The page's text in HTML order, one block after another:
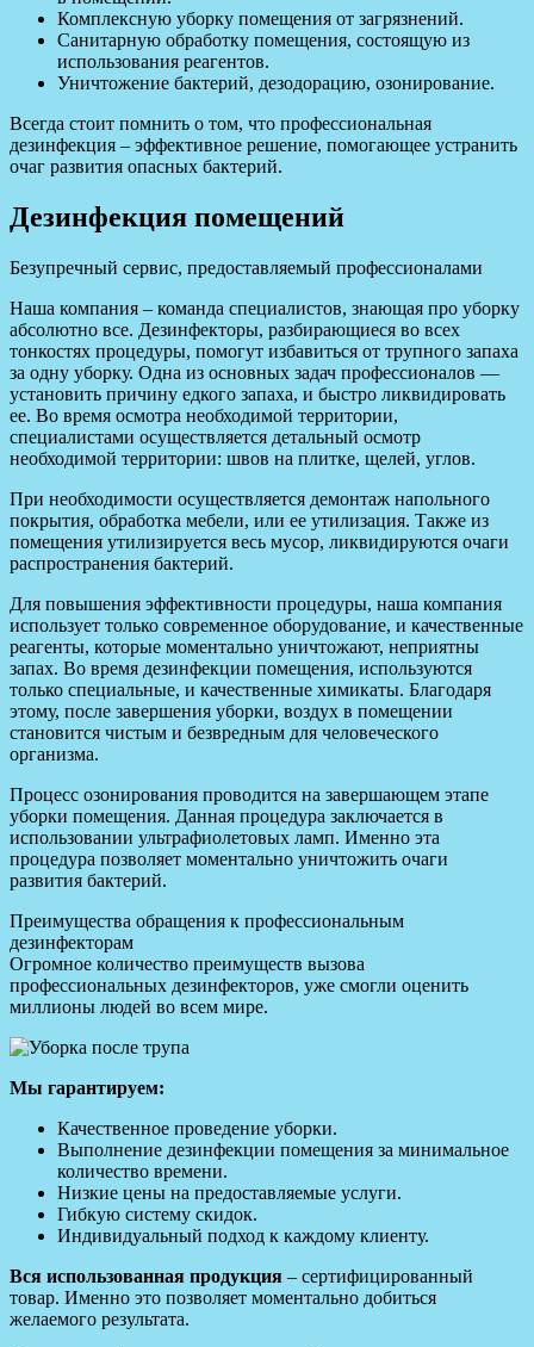
Комплексную уборку помещения от загрязнений.
Санитарную обработку помещения, состоящую из
использования реагентов.
Уничтожение бактерий, дезодорацию, озонирование.
Всегда стоит помнить о том, что профессиональная
дезинфекция – эффективное решение, помогающее устранить
очаг развития опасных бактерий.
Дезинфекция помещений
Безупречный сервис, предоставляемый профессионалами
Наша компания – команда специалистов, знающая про уборку
абсолютно все. Дезинфекторы, разбирающиеся во всех
тонкостях процедуры, помогут избавиться от трупного запаха
за одну уборку. Одна из основных задач профессионалов —
установить причину едкого запаха, и быстро ликвидировать
ее. Во время осмотра необходимой территории,
специалистами осуществляется детальный осмотр
необходимой территории: швов на плитке, щелей, углов.
При необходимости осуществляется демонтаж напольного
покрытия, обработка мебели, или ее утилизация. Также из
помещения утилизируется весь мусор, ликвидируются очаги
распространения бактерий.
Для повышения эффективности процедуры, наша компания
использует только современное оборудование, и качественные
реагенты, которые моментально уничтожают, неприятны
запах. Во время дезинфекции помещения, используются
только специальные, и качественные химикаты. Благодаря
этому, после завершения уборки, воздух в помещении
становится чистым и безвредным для человеческого
организма.
Процесс озонирования проводится на завершающем этапе
уборки помещения. Данная процедура заключается в
использовании ультрафиолетовых ламп. Именно эта
процедура позволяет моментально уничтожить очаги
развития бактерий.
Преимущества обращения к профессиональным
дезинфекторам
Огромное количество преимуществ вызова
профессиональных дезинфекторов, уже смогли оценить
миллионы людей во всем мире.
Мы гарантируем:
Качественное проведение уборки.
Выполнение дезинфекции помещения за минимальное
количество времени.
Низкие цены на предоставляемые услуги.
Гибкую систему скидок.
Индивидуальный подход к каждому клиенту.
Вся использованная продукция – сертифицированный
товар. Именно это позволяет моментально добиться
желаемого результата.